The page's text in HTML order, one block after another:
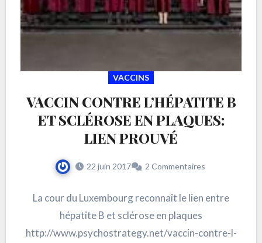
VACCINS
VACCIN CONTRE L’HÉPATITE B
ET SCLÉROSE EN PLAQUES:
LIEN PROUVÉ
22 juin 2017 2 Commentaires
La cour du Luxembourg reconnaît le lien entre
hépatite B et sclérose en plaques
http://www.psychostrategy.net/vaccin-contre-l-